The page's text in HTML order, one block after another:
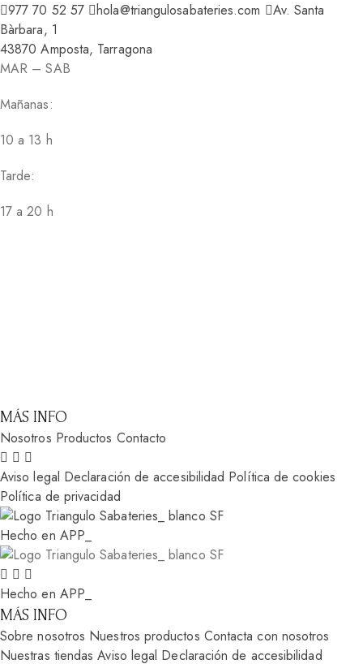
977 70 52 57 hola@triangulosabateries.com
Av. Santa
Bàrbara, 1
43870 Amposta, Tarragona
MAR – SAB
Mañanas:
10 a 13 h
Tarde:
17 a 20 h
MÁS INFO
Nosotros Productos Contacto
Aviso legal Declaración de accesibilidad Política de cookies
Política de privacidad
Hecho en APP_
Hecho en APP_
MÁS INFO
Sobre nosotros Nuestros productos Contacta con nosotros
Nuestras tiendas Aviso legal Declaración de accesibilidad